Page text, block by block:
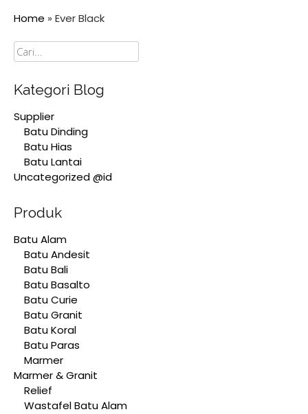
Home » Ever Black
Cari
Kategori Blog
Supplier
Batu Dinding
Batu Hias
Batu Lantai
Uncategorized @id
Produk
Batu Alam
Batu Andesit
Batu Bali
Batu Basalto
Batu Curie
Batu Granit
Batu Koral
Batu Paras
Marmer
Marmer & Granit
Relief
Wastafel Batu Alam